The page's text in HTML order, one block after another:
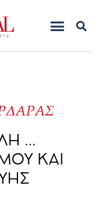
…
ΚΑΙ